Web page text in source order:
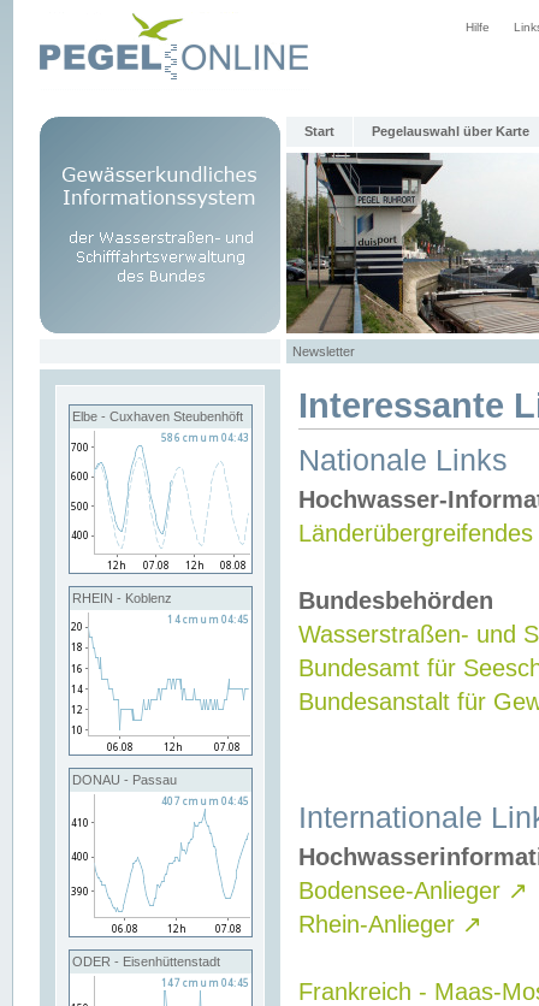
Hilfe
Start Pegelauswahl über Karte
Newsletter
Elbe - Cuxhaven Steubenhöft
RHEIN - Koblenz
DONAU - Passau
ODER - Eisenhüttenstadt
Interessante
Nationale Links
Hochwasser-
Bundesbehörden
Wasserstraßen- und
Bundesamt für
Bundesanstalt für
Internationale
Bodensee-Anlieger ↗
Rhein-Anlieger ↗
Frankreich - Maas-